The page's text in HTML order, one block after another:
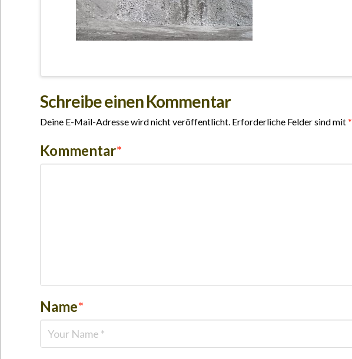
Schreibe einen Kommentar
Deine E-Mail-Adresse wird nicht veröffentlicht. Erforderliche Felder sind mit*
Kommentar*
Name*